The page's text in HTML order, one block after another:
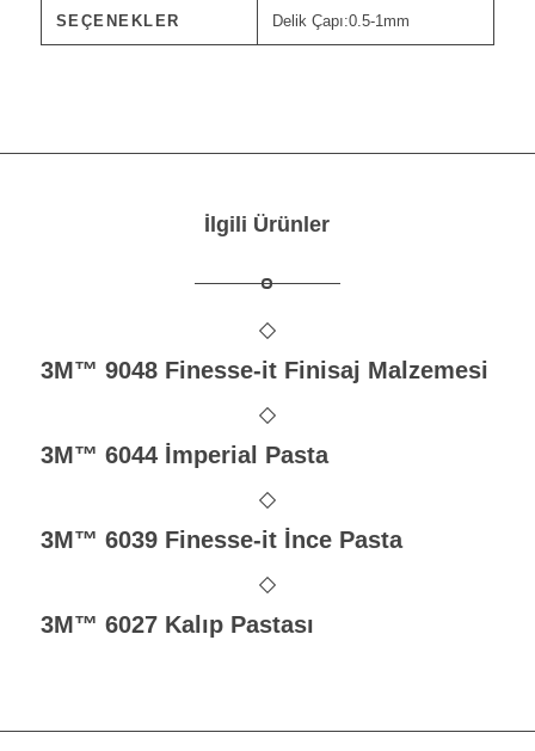
SEÇENEKLER Delik Çapı:0.5-1mm
İlgili Ürünler
3M™ 9048 Finesse-it Finisaj Malzemesi
3M™ 6044 İmperial Pasta
3M™ 6039 Finesse-it İnce Pasta
3M™ 6027 Kalıp Pastası